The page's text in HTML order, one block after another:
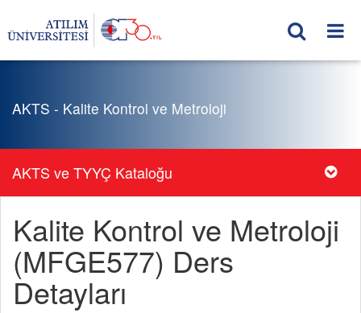
AKTS - Kalite Kontrol ve Metroloji
AKTS ve TYYÇ Kataloğu
Kalite Kontrol ve Metroloji
(MFGE577) Ders
Detayları